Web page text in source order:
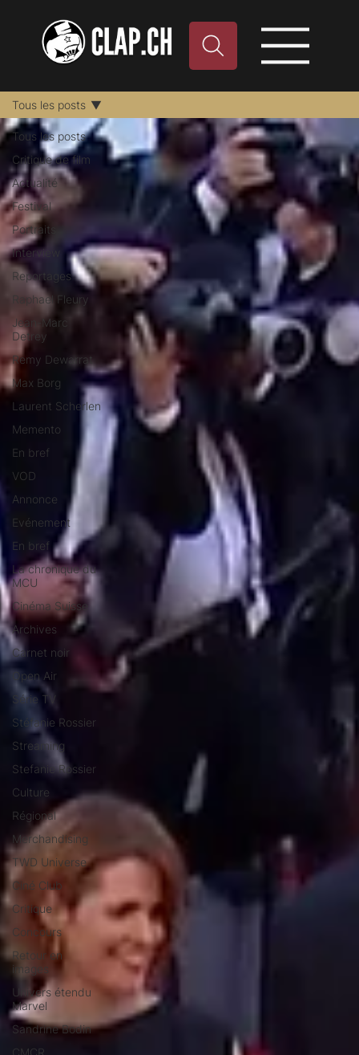
Tous les posts
Critique de film
Actualité
Festival
Portraits
Interview
Reportages
Raphael Fleury
Jean-Marc
Detrey
Remy Dewarrat
Max Borg
Laurent Scherlen
Memento
En bref
VOD
Annonce
Evénement
En bref
La chronique du
MCU
Cinéma Suisse
Archives
Carnet noir
Open Air
Série TV
Stéfanie Rossier
Streaming
Stefanie Rossier
Culture
Régional
Merchandising
TWD Universe
Ciné Club
Critique
Concours
Retour en
images
Univers étendu
Marvel
Sandrine Bodin
CMCR
Tous les posts